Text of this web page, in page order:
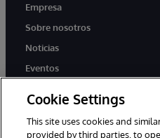
Empresa
Sobre nosotros
Noticias
Eventos
Cookie Settings
This site uses cookies and
provided by third parties, to